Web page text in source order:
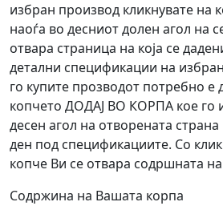
избран производ кликнувате на
наоѓа во десниот долен агол на
отвара страница на која се
детални спецификации на
го купите прозводот потребно е
копчето ДОДАЈ ВО КОРПА кое го
десен агол на отворената
ден под спецификациите. Со
копче Ви се отвара содршната
Содржина на Вашата корпа